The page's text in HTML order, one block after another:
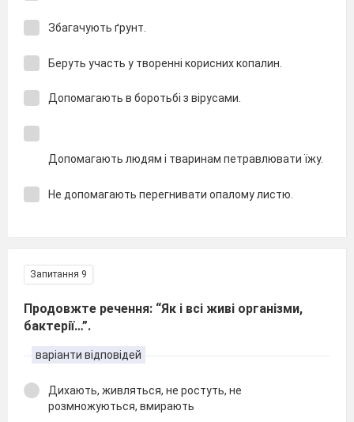
Збагачують ґрунт.
Беруть участь у творенні корисних копалин.
Допомагають в боротьбі з вірусами.
Допомагають людям і тваринам петравлювати їжу.
Не допомагають перегнивати опалому листю.
Запитання 9
Продовжте речення: “Як і всі живі організми,
бактерії…”.
варіанти відповідей
Дихають, живляться, не ростуть, не
розмножуються, вмирають